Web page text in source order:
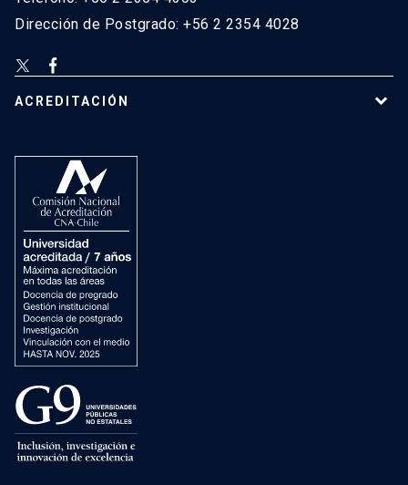
Dirección de Postgrado: +56 2 2354 4028
ACREDITACIÓN